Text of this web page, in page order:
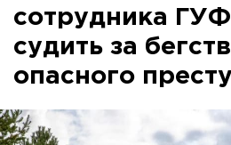
сотрудника
судить за
опасного